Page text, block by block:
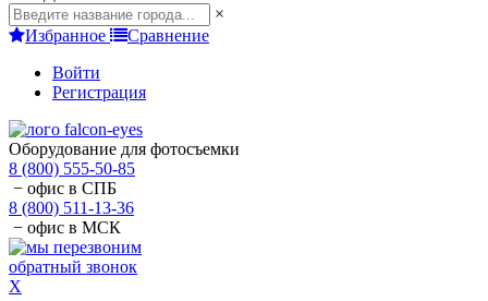
×
Избранное
Сравнение
Войти
Регистрация
Оборудование для фотосъемки
8 (800) 555-50-85
− офис в СПБ
8 (800) 511-13-36
− офис в МСК
обратный звонок
X